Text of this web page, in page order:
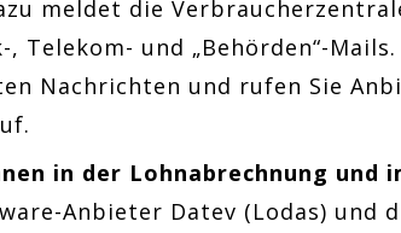
meldet die
, Telekom- und „Behörden“-
Nachrichten und rufen Sie
in der Lohnabrechnung und
Anbieter Datev (Lodas) und